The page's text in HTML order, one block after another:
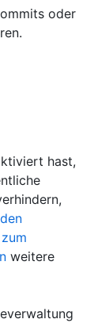
oder
hast,
weitere